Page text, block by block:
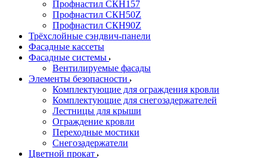
Профнастил СКН157
Профнастил СКН50Z
Профнастил СКН90Z
Трёхслойные сэндвич-панели
Фасадные кассеты
Фасадные системы
Вентилируемые фасады
Элементы безопасности
Комплектующие для ограждения кровли
Комплектующие для снегозадержателей
Лестницы для крыши
Ограждение кровли
Переходные мостики
Снегозадержатели
Цветной прокат